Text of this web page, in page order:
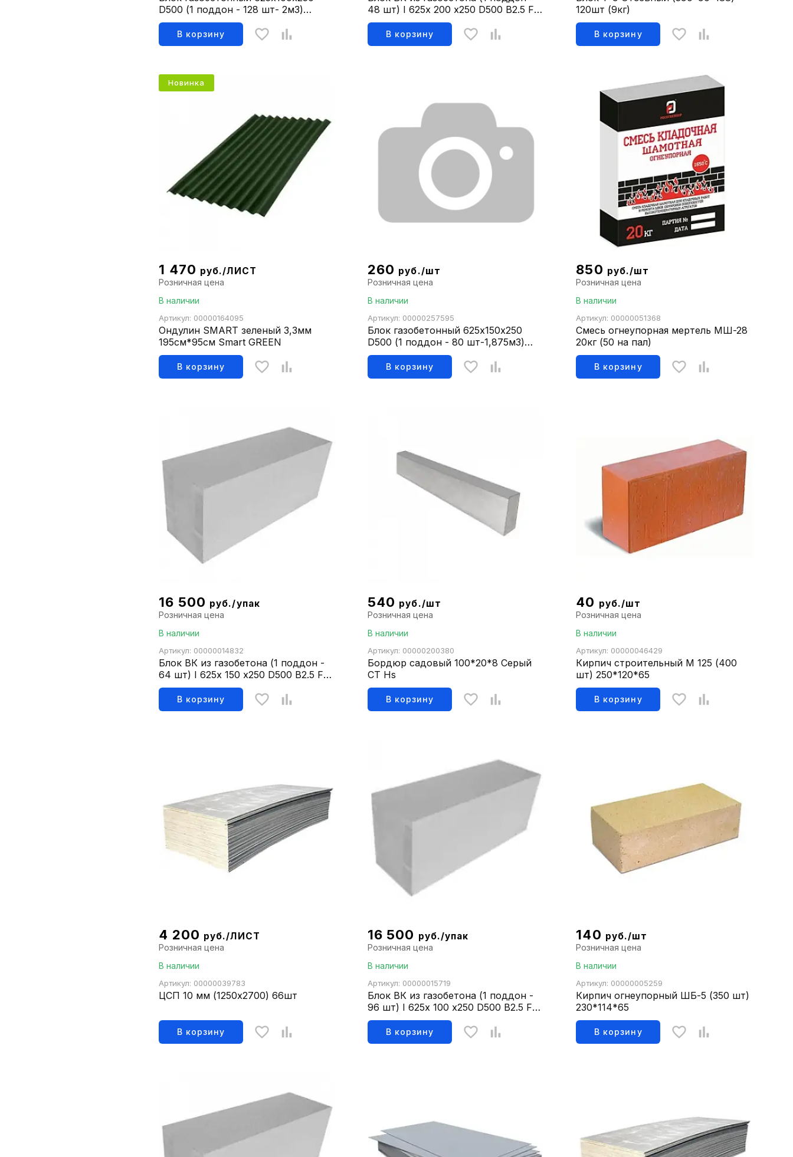
D500 (1 поддон - 128 шт- 2м3)
MASIX
В корзину
48 шт) I 625х 200 х250 D500 B2.5 F35
ГОСТ31360-2007,1,5м3
В корзину
120шт (9кг)
В корзину
1 470 руб./ЛИСТ
Розничная цена
В наличии
Артикул: 00000164095
Ондулин SMART зеленый 3,3мм
195см*95см Smart GREEN
В корзину
Новинка
260 руб./шт
Розничная цена
В наличии
Артикул: 00000257595
Блок газобетонный 625х150х250
D500 (1 поддон - 80 шт-1,875м3)
MASIX
В корзину
850 руб./шт
Розничная цена
В наличии
Артикул: 00000051368
Смесь огнеупорная мертель МШ-28
20кг (50 на пал)
В корзину
16 500 руб./упак
Розничная цена
В наличии
Артикул: 00000014832
Блок ВК из газобетона (1 поддон -
64 шт) I 625х 150 х250 D500 B2.5 F35
ГОСТ31360-2007,1,5м3
В корзину
540 руб./шт
Розничная цена
В наличии
Артикул: 00000200380
Бордюр садовый 100*20*8 Серый
СТ Нs
В корзину
40 руб./шт
Розничная цена
В наличии
Артикул: 00000046429
Кирпич строительный М 125 (400
шт) 250*120*65
В корзину
4 200 руб./ЛИСТ
Розничная цена
В наличии
Артикул: 00000039783
ЦСП 10 мм (1250х2700) 66шт
В корзину
16 500 руб./упак
Розничная цена
В наличии
Артикул: 00000015719
Блок ВК из газобетона (1 поддон -
96 шт) I 625х 100 х250 D500 B2.5 F35
ГОСТ31360-2007,1,5м3
В корзину
140 руб./шт
Розничная цена
В наличии
Артикул: 00000005259
Кирпич огнеупорный ШБ-5 (350 шт)
230*114*65
В корзину